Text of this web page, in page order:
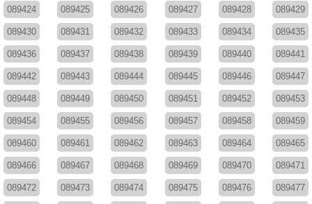
089424 089425 089426 089427 089428 089429
089430 089431 089432 089433 089434 089435
089436 089437 089438 089439 089440 089441
089442 089443 089444 089445 089446 089447
089448 089449 089450 089451 089452 089453
089454 089455 089456 089457 089458 089459
089460 089461 089462 089463 089464 089465
089466 089467 089468 089469 089470 089471
089472 089473 089474 089475 089476 089477